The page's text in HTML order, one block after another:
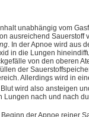
unabhängig vom
ausreichend Sauerstoff
. In der Apnoe wird aus
in die Lungen
von den oberen
der
Allerdings wird in
wird also ansteigen
Lungen nach und nach
der Apnoe reiner